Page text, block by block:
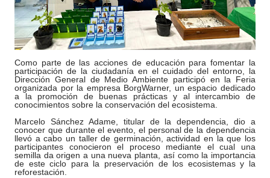
Como parte de las acciones de educación para fomentar la
participación de la ciudadanía en el cuidado del entorno, la
Dirección General de Medio Ambiente participó en la Feria
organizada por la empresa BorgWarner, un espacio dedicado
a la promoción de buenas prácticas y al intercambio de
conocimientos sobre la conservación del ecosistema.
Marcelo Sánchez Adame, titular de la dependencia, dio a
conocer que durante el evento, el personal de la dependencia
llevó a cabo un taller de germinación, actividad en la que los
participantes conocieron el proceso mediante el cual una
semilla da origen a una nueva planta, así como la importancia
de este ciclo para la preservación de los ecosistemas y la
reforestación.